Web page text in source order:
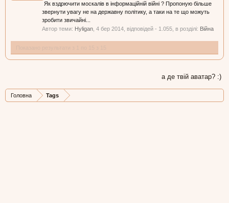
Як вздрючити москалів в інформаційній війні ? Пропоную більше
звернути увагу не на державну політику, а таки на те що можуть
зробити звичайні...
Автор теми: Hyligan 4 бер 2014 , відповідей - 1.055, в розділі: Війна
а де твій аватар? :)
Головна Tags